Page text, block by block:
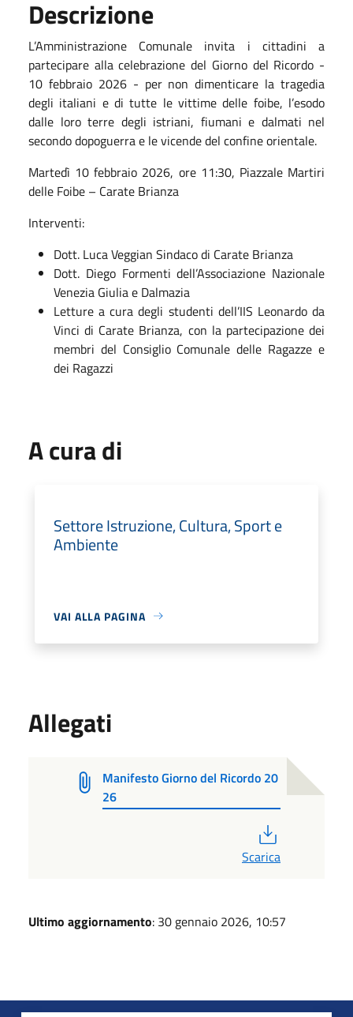
Descrizione
L’Amministrazione Comunale invita i cittadini a
partecipare alla celebrazione del Giorno del Ricordo -
10 febbraio 2026 - per non dimenticare la tragedia
degli italiani e di tutte le vittime delle foibe, l’esodo
dalle loro terre degli istriani, fiumani e dalmati nel
secondo dopoguerra e le vicende del confine orientale.
Martedì 10 febbraio 2026, ore 11:30, Piazzale Martiri
delle Foibe – Carate Brianza
Interventi:
Dott. Luca Veggian Sindaco di Carate Brianza
Dott. Diego Formenti dell’Associazione Nazionale
Venezia Giulia e Dalmazia
Letture a cura degli studenti dell’IIS Leonardo da
Vinci di Carate Brianza, con la partecipazione dei
membri del Consiglio Comunale delle Ragazze e
dei Ragazzi
A cura di
Settore Istruzione, Cultura, Sport e
Ambiente
VAI ALLA PAGINA
Allegati
Manifesto Giorno del Ricordo 20
26
Scarica
Ultimo aggiornamento: 30 gennaio 2026, 10:57